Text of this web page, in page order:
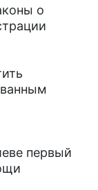
о
первый